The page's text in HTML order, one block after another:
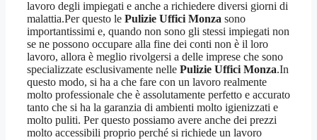
lavoro degli impiegati e anche a richiedere diversi giorni di
malattia.Per questo le Pulizie Uffici Monza sono
importantissimi e, quando non sono gli stessi impiegati non
se ne possono occupare alla fine dei conti non è il loro
lavoro, allora è meglio rivolgersi a delle imprese che sono
specializzate esclusivamente nelle Pulizie Uffici Monza.In
questo modo, si ha a che fare con un lavoro realmente
molto professionale che è assolutamente perfetto e accurato
tanto che si ha la garanzia di ambienti molto igienizzati e
molto puliti. Per questo possiamo avere anche dei prezzi
molto accessibili proprio perché si richiede un lavoro